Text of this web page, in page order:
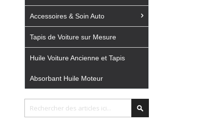
Accessoires & Soin Auto
Tapis de Voiture sur Mesure
Huile Voiture Ancienne et Tapis
Absorbant Huile Moteur